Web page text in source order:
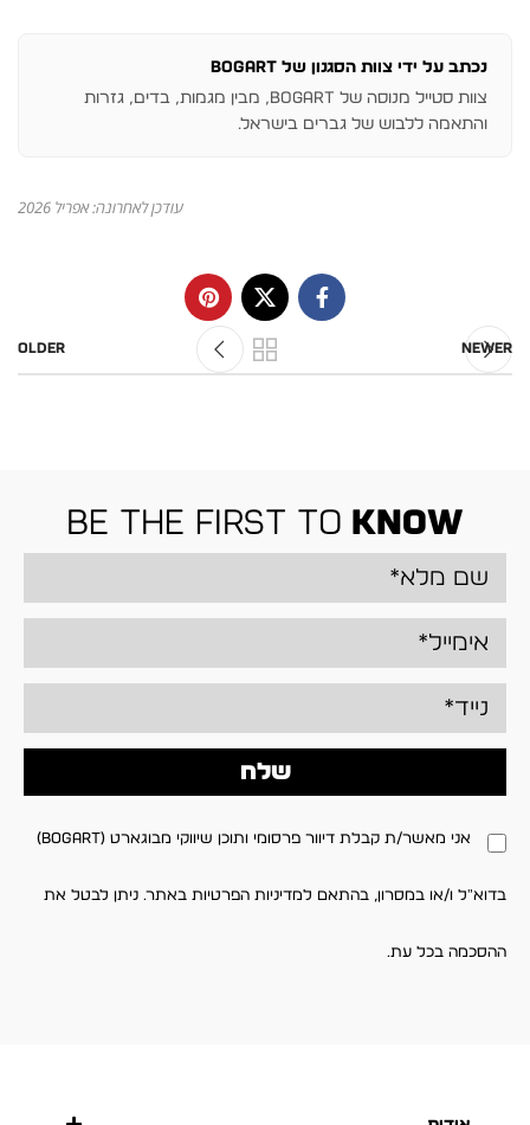
נכתב על ידי צוות הסגנון של BOGART
צוות סטייל מנוסה של BOGART, מבין מגמות, בדים, גזרות
והתאמה ללבוש של גברים בישראל.
עודכן לאחרונה: אפריל 2026
Newer
Older
be the first to know
אני מאשר/ת קבלת דיוור פרסומי ותוכן שיווקי מבוגארט (BOGART)
בדוא"ל ו/או במסרון, בהתאם למדיניות הפרטיות באתר. ניתן לבטל את
ההסכמה בכל עת.
שלח